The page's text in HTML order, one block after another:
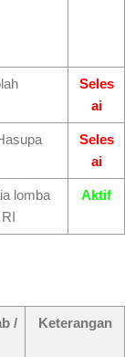
Seles
ai
Seles
ai
lomba
Aktif
/
Keterangan